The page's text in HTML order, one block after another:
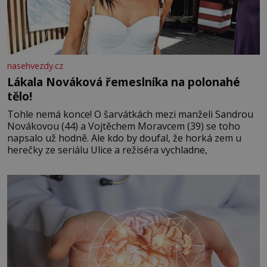
nasehvezdy.cz
Lákala Nováková řemeslníka na polonahé
tělo!
Tohle nemá konce! O šarvátkách mezi manželi Sandrou
Novákovou (44) a Vojtěchem Moravcem (39) se toho
napsalo už hodně. Ale kdo by doufal, že horká zem u
herečky ze seriálu Ulice a režiséra vychladne,